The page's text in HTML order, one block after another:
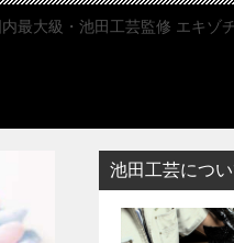
内最大級・池田工芸監修 エキゾ
池田工芸につ